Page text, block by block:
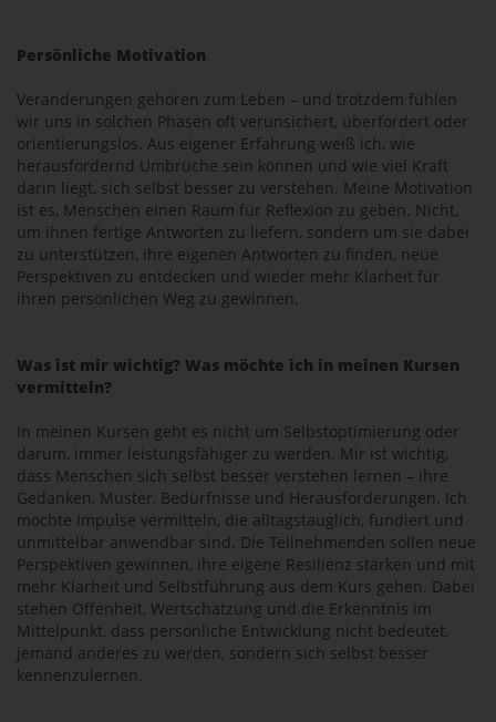
Persönliche Motivation
Veränderungen gehören zum Leben – und trotzdem fühlen
wir uns in solchen Phasen oft verunsichert, überfordert oder
orientierungslos. Aus eigener Erfahrung weiß ich, wie
herausfordernd Umbrüche sein können und wie viel Kraft
darin liegt, sich selbst besser zu verstehen. Meine Motivation
ist es, Menschen einen Raum für Reflexion zu geben. Nicht,
um ihnen fertige Antworten zu liefern, sondern um sie dabei
zu unterstützen, ihre eigenen Antworten zu finden, neue
Perspektiven zu entdecken und wieder mehr Klarheit für
ihren persönlichen Weg zu gewinnen.
Was ist mir wichtig? Was möchte ich in meinen Kursen
vermitteln?
In meinen Kursen geht es nicht um Selbstoptimierung oder
darum, immer leistungsfähiger zu werden. Mir ist wichtig,
dass Menschen sich selbst besser verstehen lernen – ihre
Gedanken, Muster, Bedürfnisse und Herausforderungen. Ich
möchte Impulse vermitteln, die alltagstauglich, fundiert und
unmittelbar anwendbar sind. Die Teilnehmenden sollen neue
Perspektiven gewinnen, ihre eigene Resilienz stärken und mit
mehr Klarheit und Selbstführung aus dem Kurs gehen. Dabei
stehen Offenheit, Wertschätzung und die Erkenntnis im
Mittelpunkt, dass persönliche Entwicklung nicht bedeutet,
jemand anderes zu werden, sondern sich selbst besser
kennenzulernen.